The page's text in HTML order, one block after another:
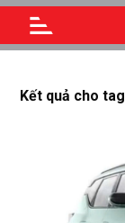
Kết quả cho